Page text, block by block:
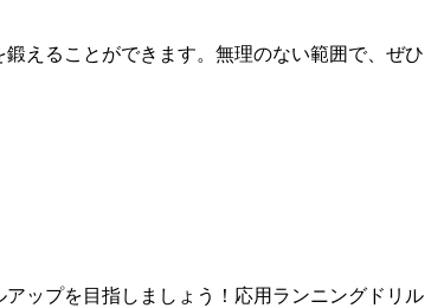
えることができます。無理のない範囲で、ぜひ
ップを目指しましょう！ 応用ランニングドリル